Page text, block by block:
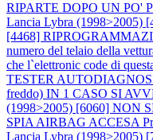
RIPARTE DOPO UN PO'
Lancia Lybra
[4468]
numero del telaio della
che l`elettronic code di
TESTER
freddo) IN 1 CASO SI
(1998>2005) [6060] NON
SPIA AIRBAG ACCESA
Lancia Lybra (1998>2005)